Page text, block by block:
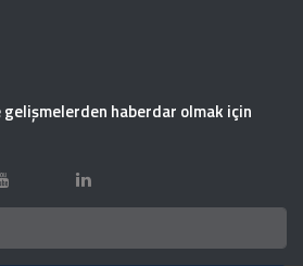
haberdar olmak için